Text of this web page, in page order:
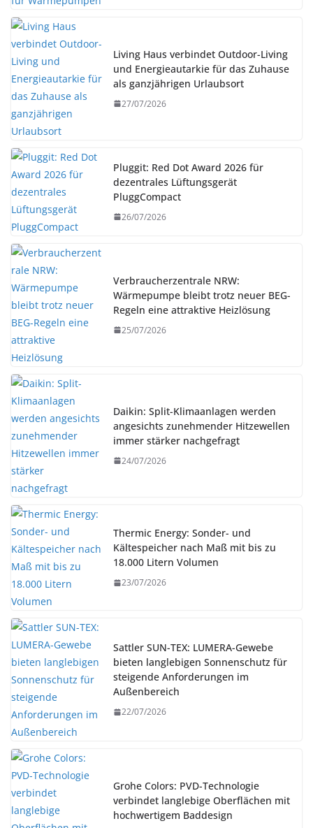
Living Haus verbindet Outdoor-Living
und Energieautarkie für das Zuhause
als ganzjährigen Urlaubsort
27/07/2026
Pluggit: Red Dot Award 2026 für
dezentrales Lüftungsgerät
PluggCompact
26/07/2026
Verbraucherzentrale NRW:
Wärmepumpe bleibt trotz neuer BEG-
Regeln eine attraktive Heizlösung
25/07/2026
Daikin: Split-Klimaanlagen werden
angesichts zunehmender Hitzewellen
immer stärker nachgefragt
24/07/2026
Thermic Energy: Sonder- und
Kältespeicher nach Maß mit bis zu
18.000 Litern Volumen
23/07/2026
Sattler SUN-TEX: LUMERA-Gewebe
bieten langlebigen Sonnenschutz für
steigende Anforderungen im
Außenbereich
22/07/2026
Grohe Colors: PVD-Technologie
verbindet langlebige Oberflächen mit
hochwertigem Baddesign